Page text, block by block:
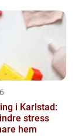
i Karlstad:
stress
hem